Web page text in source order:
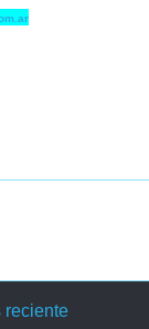
reciente